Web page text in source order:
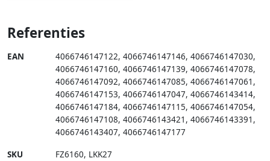
Referenties
EAN 4066746147122, 4066746147146, 4066746147030,
4066746147160, 4066746147139, 4066746147078,
4066746147092, 4066746147085, 4066746147061 ,
4066746147153, 4066746147047, 4066746143414,
4066746147184, 4066746147115, 4066746147054,
4066746147108, 4066746143421 , 4066746143391 ,
4066746143407, 4066746147177
SKU FZ6160, LKK27